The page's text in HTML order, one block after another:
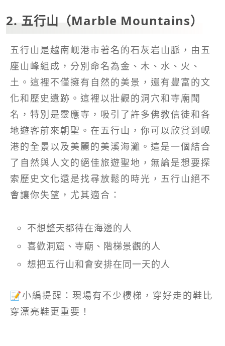
2. 五行山（Marble Mountains）
五行山是越南岘港市著名的石灰岩山脈，由五
座山峰組成，分別命名為金、木、水、火、
土。這裡不僅擁有自然的美景，還有豐富的文
化和歷史遺跡。這裡以壯觀的洞穴和寺廟聞
名，特別是靈應寺，吸引了許多佛教信徒和各
地遊客前來朝聖。在五行山，你可以欣賞到岘
港的全景以及美麗的美溪海灘。這是一個結合
了自然與人文的絕佳旅遊聖地，無論是想要探
索歷史文化還是找尋放鬆的時光，五行山絕不
會讓你失望，尤其適合：
不想整天都待在海邊的人
喜歡洞窟、寺廟、階梯景觀的人
想把五行山和會安排在同一天的人
📝小編提醒：現場有不少樓梯，穿好走的鞋比
穿漂亮鞋更重要！